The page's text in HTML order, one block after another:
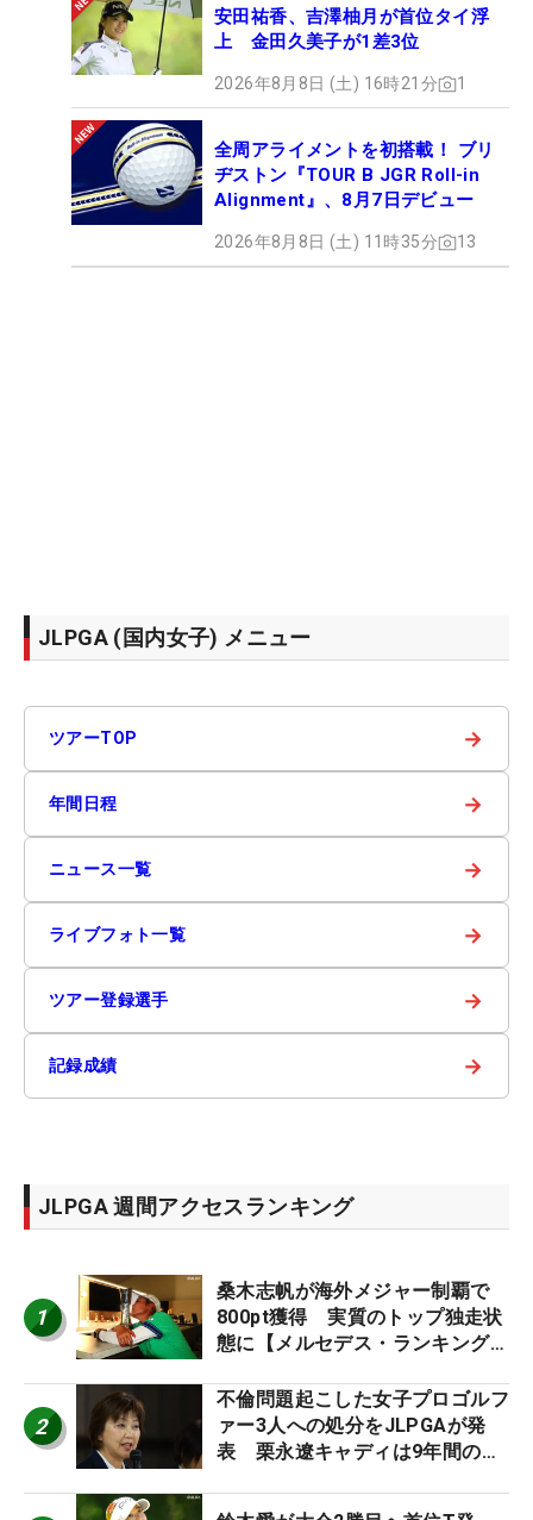
安田祐香、吉澤柚月が首位タイ浮
上 金田久美子が1差3位
2026年8月8日 (土) 16時21分 1
全周アライメントを初搭載！ ブリ
ヂストン『TOUR B JGR Roll-in
Alignment』、8月7日デビュー
2026年8月8日 (土) 11時35分 13
JLPGA (国内女子) メニュー
ツアーTOP →
年間日程 →
ニュース一覧 →
ライブフォト一覧 →
ツアー登録選手 →
記録成績 →
JLPGA 週間アクセスランキング
1
桑木志帆が海外メジャー制覇で
800pt獲得 実質のトップ独走状
態に【メルセデス・ランキング番
2
不倫問題起こした女子プロゴルフ
ァー3人への処分をJLPGAが発
表 栗永遼キャディは9年間の立